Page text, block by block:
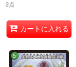
2点
カートに入れる